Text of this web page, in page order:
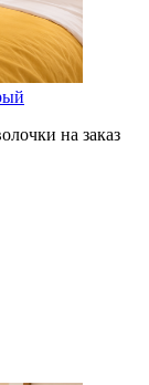
на заказ